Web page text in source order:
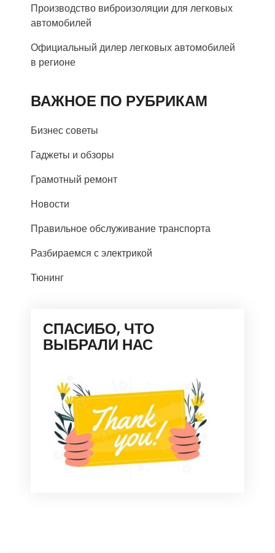
Производство виброизоляции для легковых
автомобилей
Официальный дилер легковых автомобилей
в регионе
ВАЖНОЕ ПО РУБРИКАМ
Бизнес советы
Гаджеты и обзоры
Грамотный ремонт
Новости
Правильное обслуживание транспорта
Разбираемся с электрикой
Тюнинг
СПАСИБО, ЧТО
ВЫБРАЛИ НАС